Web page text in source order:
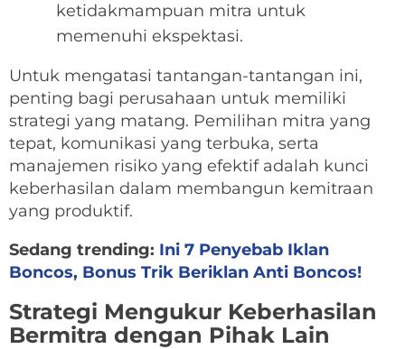
ketidakmampuan mitra untuk
memenuhi ekspektasi.
Untuk mengatasi tantangan-tantangan ini,
penting bagi perusahaan untuk memiliki
strategi yang matang. Pemilihan mitra yang
tepat, komunikasi yang terbuka, serta
manajemen risiko yang efektif adalah kunci
keberhasilan dalam membangun kemitraan
yang produktif.
Sedang trending: Ini 7 Penyebab Iklan
Boncos, Bonus Trik Beriklan Anti Boncos!
Strategi Mengukur Keberhasilan
Bermitra dengan Pihak Lain